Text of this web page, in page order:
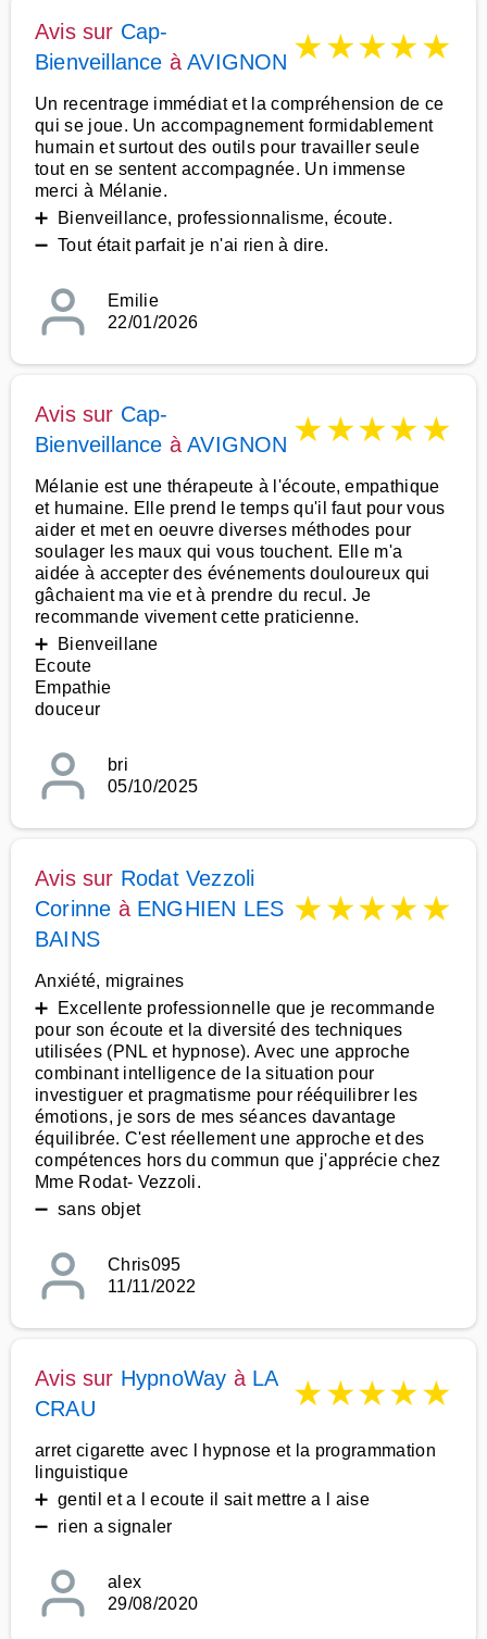
Avis sur Cap-
Bienveillance àAVIGNON ★★★★★
Un recentrage immédiat et la compréhension de ce
qui se joue. Un accompagnement formidablement
humain et surtout des outils pour travailler seule
tout en se sentent accompagnée. Un immense
merci à Mélanie.
➕ Bienveillance, professionnalisme, écoute.
➖ Tout était parfait je n'ai rien à dire.
Emilie
22/01/2026
Avis sur Cap-
Bienveillance àAVIGNON ★★★★★
Mélanie est une thérapeute à l'écoute, empathique
et humaine. Elle prend le temps qu'il faut pour vous
aider et met en oeuvre diverses méthodes pour
soulager les maux qui vous touchent. Elle m'a
aidée à accepter des événements douloureux qui
gâchaient ma vie et à prendre du recul. Je
recommande vivement cette praticienne.
➕ Bienveillane
Ecoute
Empathie
douceur
bri
05/10/2025
Avis sur Rodat Vezzoli
Corinne à ENGHIEN LES
BAINS
★★★★★
Anxiété, migraines
➕ Excellente professionnelle que je recommande
pour son écoute et la diversité des techniques
utilisées (PNL et hypnose). Avec une approche
combinant intelligence de la situation pour
investiguer et pragmatisme pour rééquilibrer les
émotions, je sors de mes séances davantage
équilibrée. C'est réellement une approche et des
compétences hors du commun que j'apprécie chez
Mme Rodat- Vezzoli.
➖ sans objet
Chris095
11/11/2022
Avis sur HypnoWay à LA
CRAU
★★★★★
arret cigarette avec l hypnose et la programmation
linguistique
➕ gentil et a l ecoute il sait mettre a l aise
➖ rien a signaler
alex
29/08/2020